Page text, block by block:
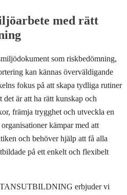
med rätt
som riskbedömning,
kan kännas överväldigande
fokus på att skapa tydliga rutiner
är att ha rätt kunskap och
främja trygghet och utveckla en
kämpar med att
och behöver hjälp att få alla
på ett enkelt och flexibelt
erbjuder vi